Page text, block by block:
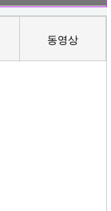
동영상